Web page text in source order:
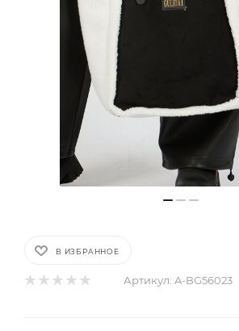
В ИЗБРАННОЕ
Артикул: A-BG56023